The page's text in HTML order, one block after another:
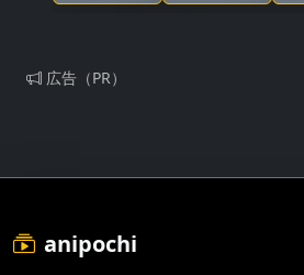
広告（PR）
anipochi